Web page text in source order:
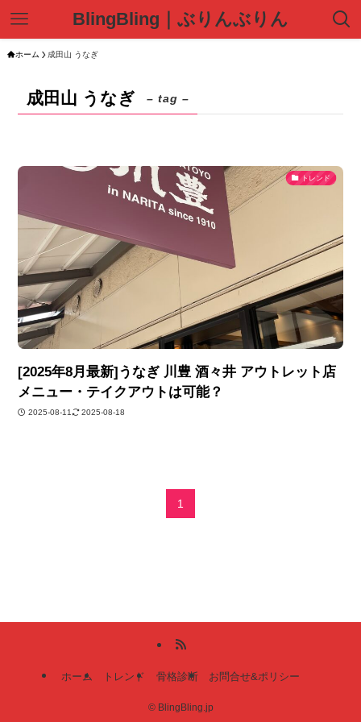
BlingBling｜ぶりんぶりん
ホーム 成田山 うなぎ
成田山 うなぎ – tag –
トレンド
[2025年8月最新]うなぎ 川豊 酒々井 アウトレット店
メニュー・テイクアウトは可能？
2025-08-11 2025-08-18
1
ホーム トレンド 骨格診断 お問合せ&ポリシー
©BlingBling.jp